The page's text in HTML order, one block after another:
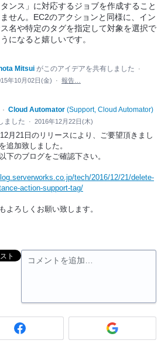
ンス」に対応するジョブを作成すること
せん。EC2のアクションと同様に、イン
名や特定のタグを指定して対象を選択で
になると嬉しいです。
Mitsui がこのアイデアを共有しました
·
年10月02日(金)
· 報告…
· Cloud Automator (Support, Cloud Automator)
ました
· 2016年12月22日(木)
月21日のリリースにより、ご要望頂きまし
追加致しました。
下のブログをご確認下さい。
tech/2016/12/21/delete-
action-support-tag/
よろしくお願い致します。
コメントを追加…